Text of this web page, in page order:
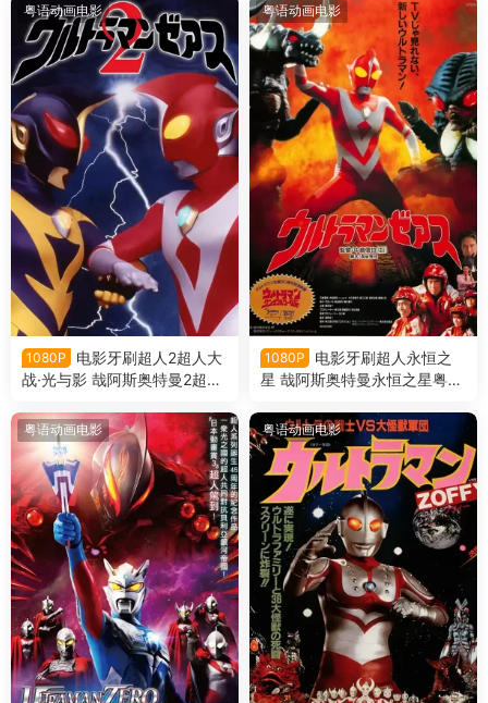
粤语动画电影
1080P
电影牙刷超人2超人大
战·光与影 哉阿斯奥特曼2超人
粤语动画电影
1080P
电影牙刷超人永恒之
星 哉阿斯奥特曼永恒之星粤语
粤语动画电影 粤语动画电影